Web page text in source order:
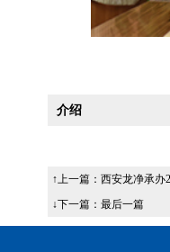
介绍
↑上一篇： 西安龙净承办
↓下一篇：最后一篇